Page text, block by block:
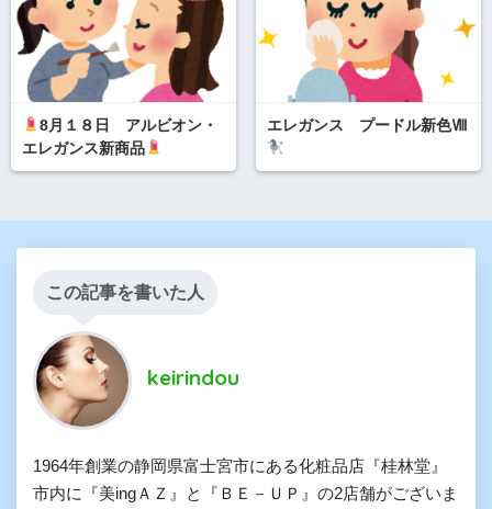
8月１８日 アルビオン・
エレガンス新商品
エレガンス プードル新色Ⅷ
この記事を書いた人
keirindou
1964年創業の静岡県富士宮市にある化粧品店『桂林堂』
市内に『美ingＡＺ』と『ＢＥ－ＵＰ』の2店舗がございま